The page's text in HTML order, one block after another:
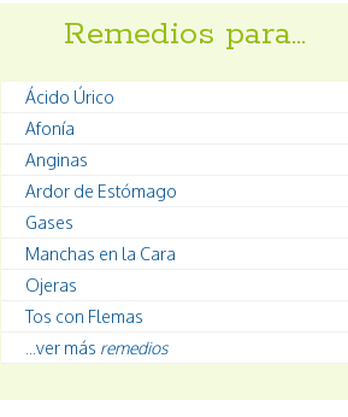
Remedios para…
Ácido Úrico
Afonía
Anginas
Ardor de Estómago
Gases
Manchas en la Cara
Ojeras
Tos con Flemas
...ver más remedios